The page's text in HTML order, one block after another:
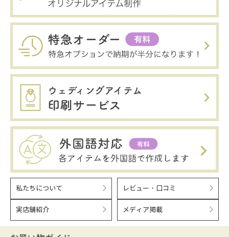
私たちについて レビュー・口コミ
実店舗紹介 メディア掲載